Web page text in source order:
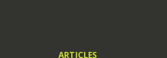
ARTICLES